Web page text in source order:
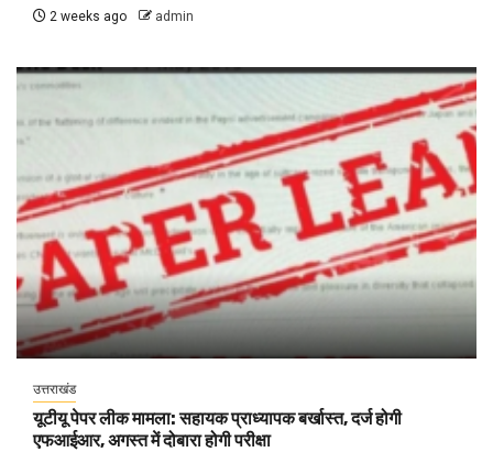
2 weeks ago admin
उत्तराखंड
यूटीयू पेपर लीक मामला: सहायक प्राध्यापक बर्खास्त, दर्ज होगी
एफआईआर, अगस्त में दोबारा होगी परीक्षा